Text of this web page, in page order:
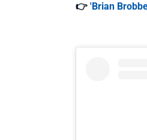
👉 'Brian